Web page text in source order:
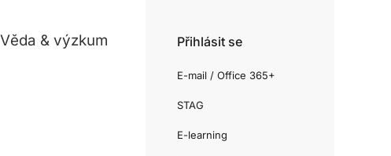
Věda & výzkum Přihlásit se
E-mail / Office 365+
STAG
E-learning